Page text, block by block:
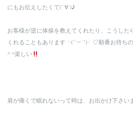
にもお伝えしたくて(*´∀`)♪
お客様が逆に体操を教えてくれたり、こうした
くれることもあります╰(*´︶`*)╯♡順番お待ち
^ ^楽しい
肩が痛くで眠れないって時は、お出かけ下さい